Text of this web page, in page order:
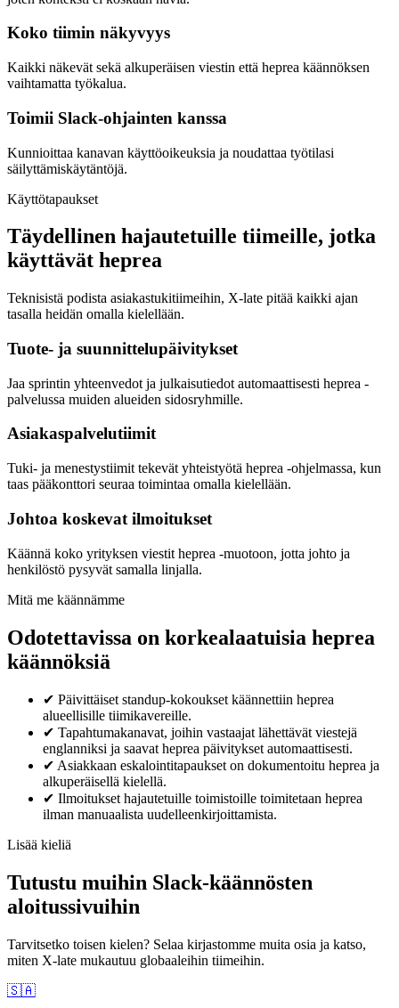
Koko tiimin näkyvyys
Kaikki näkevät sekä alkuperäisen viestin että heprea käännöksen
vaihtamatta työkalua.
Toimii Slack-ohjainten kanssa
Kunnioittaa kanavan käyttöoikeuksia ja noudattaa työtilasi
säilyttämiskäytäntöjä.
Käyttötapaukset
Täydellinen hajautetuille tiimeille, jotka
käyttävät heprea
Teknisistä podista asiakastukitiimeihin, X-late pitää kaikki ajan
tasalla heidän omalla kielellään.
Tuote- ja suunnittelupäivitykset
Jaa sprintin yhteenvedot ja julkaisutiedot automaattisesti heprea -
palvelussa muiden alueiden sidosryhmille.
Asiakaspalvelutiimit
Tuki- ja menestystiimit tekevät yhteistyötä heprea -ohjelmassa, kun
taas pääkonttori seuraa toimintaa omalla kielellään.
Johtoa koskevat ilmoitukset
Käännä koko yrityksen viestit heprea -muotoon, jotta johto ja
henkilöstö pysyvät samalla linjalla.
Mitä me käännämme
Odotettavissa on korkealaatuisia heprea
käännöksiä
✔ Päivittäiset standup-kokoukset käännettiin heprea
alueellisille tiimikavereille.
✔ Tapahtumakanavat, joihin vastaajat lähettävät viestejä
englanniksi ja saavat heprea päivitykset automaattisesti.
✔ Asiakkaan eskalointitapaukset on dokumentoitu heprea ja
alkuperäisellä kielellä.
✔ Ilmoitukset hajautetuille toimistoille toimitetaan heprea
ilman manuaalista uudelleenkirjoittamista.
Lisää kieliä
Tutustu muihin Slack-käännösten
aloitussivuihin
Tarvitsetko toisen kielen? Selaa kirjastomme muita osia ja katso,
miten X-late mukautuu globaaleihin tiimeihin.
🇸🇦